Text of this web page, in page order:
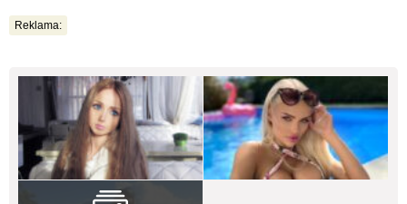
Reklama: